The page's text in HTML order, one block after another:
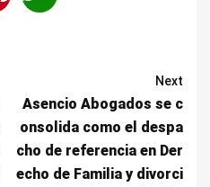
Next
Asencio Abogados se c
onsolida como el despa
cho de referencia en Der
echo de Familia y divorci